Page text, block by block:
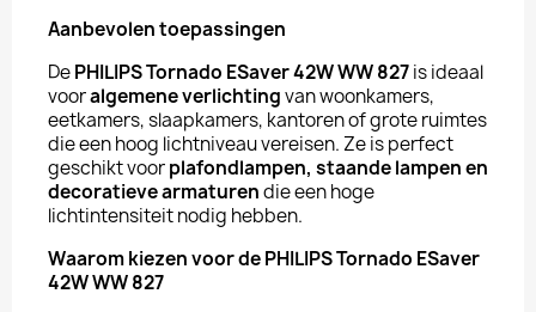
Aanbevolen toepassingen
DePHILIPS Tornado ESaver 42W WW 827is ideaal
vooralgemene verlichtingvan woonkamers,
eetkamers, slaapkamers, kantoren of grote ruimtes
die een hoog lichtniveau vereisen. Ze is perfect
geschikt voorplafondlampen, staande lampen en
decoratieve armaturendie een hoge
lichtintensiteit nodig hebben.
Waarom kiezen voor de PHILIPS Tornado ESaver
42W WW 827